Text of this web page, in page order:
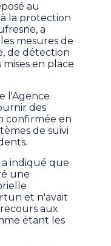
au
la protection
a
mesures de
de détection
en place
l'Agence
des
confirmée en
de suivi
indiqué que
une
et n'avait
aux
étant les